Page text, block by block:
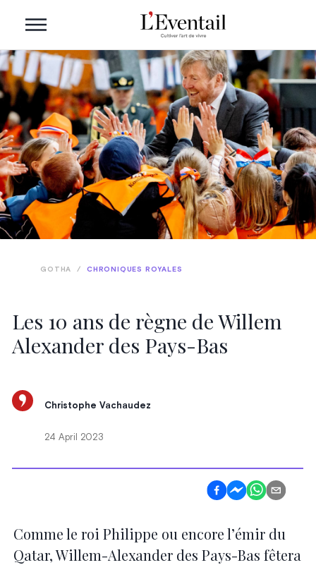
Les 10 ans de règne de Willem
Alexander des Pays-Bas
GOTHA / CHRONIQUES ROYALES
Christophe Vachaudez
24 April 2023
Comme le roi Philippe ou encore l’émir du
Qatar, Willem-Alexander des Pays-Bas fêtera